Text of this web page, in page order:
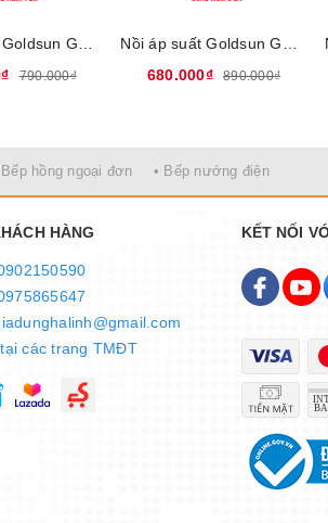
790.000₫
680.000₫
890.000₫
Bếp hồng ngoại đơn • Bếp nướng điện
HÀNG
các trang TMĐT
KẾT NỐI